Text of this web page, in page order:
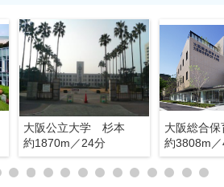
大阪公立大学 杉本
約1870m／24分
大阪総合保
約3808m